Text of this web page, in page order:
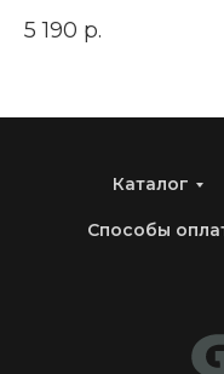
5 190 р.
Каталог
Способы